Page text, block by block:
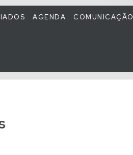
AGENDA COMUNICAÇÃO